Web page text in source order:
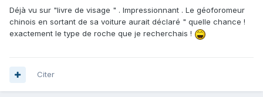
Déjà vu sur "livre de visage " . Impressionnant . Le géoforomeur
chinois en sortant de sa voiture aurait déclaré " quelle chance !
exactement le type de roche que je recherchais !
Citer